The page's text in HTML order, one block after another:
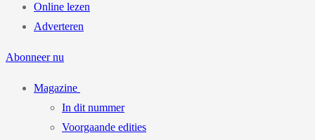
Online lezen
Adverteren
Abonneer nu
Magazine
In dit nummer
Voorgaande edities